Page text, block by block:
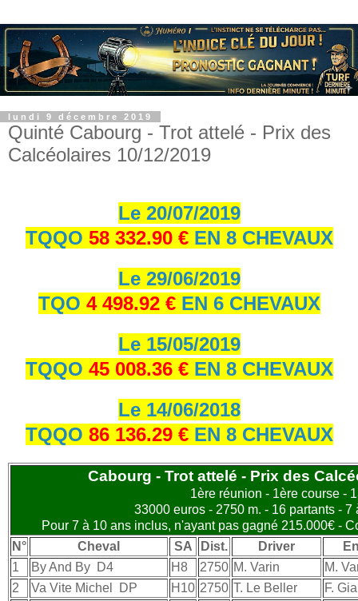
lundi 9 décembre 2019
Quinté Cabourg - Trot attelé - Prix des
Calcéolaires 10/12/2019
Le 20/07/2019
TQQO 58 332.90 €EN 8 CHEVAUX
Le 29/06/2019
TQO 4 498.92 €EN 6 CHEVAUX
Le 15/05/2019
TQQO 45 008.36 €EN 8 CHEVAUX
Le 14/06/2018
TQQO 86 136.29 €EN 8 CHEVAUX
Cabourg - Trot attelé - Prix des
1ère réunion - 1ère course -
33000 euros - 2750 m. - 16 partants - 7
Pour 7 à 10 ans inclus, n'ayant pas gagné 215.000€ -
N°
Cheval SA Dist. Driver
1
By And By D4 H8 2750 M. Varin
M.
2
Va Vite Michel DP H10 2750 T. Le Beller
F.